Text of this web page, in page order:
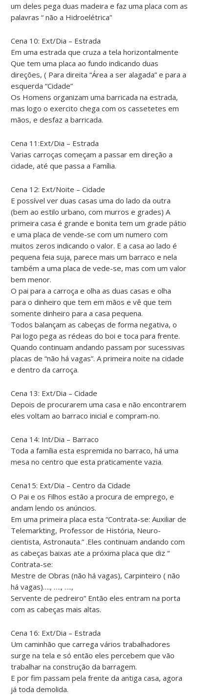
um deles pega duas madeira e faz uma placa com as
palavras “ não a Hidroelétrica”
Cena 10: Ext/Dia – Estrada
Em uma estrada que cruza a tela horizontalmente
Que tem uma placa ao fundo indicando duas
direções, ( Para direita “Área a ser alagada” e para a
esquerda “Cidade”
Os Homens organizam uma barricada na estrada,
mas logo o exercito chega com os cassetetes em
mãos, e desfaz a barricada.
Cena 11:Ext/Dia – Estrada
Varias carroças começam a passar em direção a
cidade, até que passa a Família.
Cena 12: Ext/Noite – Cidade
E possível ver duas casas uma do lado da outra
(bem ao estilo urbano, com murros e grades) A
primeira casa é grande e bonita tem um grade pátio
e uma placa de vende-se com um numero com
muitos zeros indicando o valor. E a casa ao lado é
pequena feia suja, parece mais um barraco e nela
também a uma placa de vede-se, mas com um valor
bem menor.
O pai para a carroça e olha as duas casas e olha
para o dinheiro que tem em mãos e vê que tem
somente dinheiro para a casa pequena.
Todos balançam as cabeças de forma negativa, o
Pai logo pega as rédeas do boi e toca para frente.
Quando continuam andando passam por sucessivas
placas de “não há vagas”. A primeira noite na cidade
e dentro da carroça.
Cena 13: Ext/Dia – Cidade
Depois de procurarem uma casa e não encontrarem
eles voltam ao barraco inicial e compram-no.
Cena 14: Int/Dia – Barraco
Toda a família esta espremida no barraco, há uma
mesa no centro que esta praticamente vazia.
Cena15: Ext/Dia – Centro da Cidade
O Pai e os Filhos estão a procura de emprego, e
andam lendo os anúncios.
Em uma primeira placa esta “Contrata-se: Auxiliar de
Telemarkting, Professor de História, Neuro-
cientista, Astronauta.” .Eles continuam andando com
as cabeças baixas ate a próxima placa que diz “
Contrata-se:
Mestre de Obras (não há vagas), Carpinteiro ( não
há vagas)…., …., ….,
Servente de pedreiro” Então eles entram na porta
com as cabeças mais altas.
Cena 16: Ext/Dia – Estrada
Um caminhão que carrega vários trabalhadores
surge na tela e só então eles percebem que vão
trabalhar na construção da barragem.
E por fim passam pela frente da antiga casa, agora
já toda demolida.